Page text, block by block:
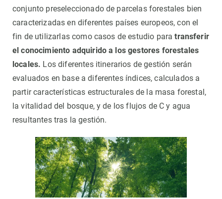
conjunto preseleccionado de parcelas forestales bien
caracterizadas en diferentes países europeos, con el
fin de utilizarlas como casos de estudio paratransferir
el conocimiento adquirido a los gestores forestales
locales. Los diferentes itinerarios de gestión serán
evaluados en base a diferentes índices, calculados a
partir características estructurales de la masa forestal,
la vitalidad del bosque, y de los flujos de C y agua
resultantes tras la gestión.